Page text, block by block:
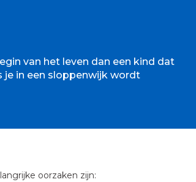
van het leven dan een kind dat
je in een sloppenwijk wordt
oorzaken zijn: